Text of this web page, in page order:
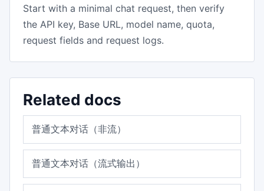
Start with a minimal chat request, then verify
the API key, Base URL, model name, quota,
request fields and request logs.
Related docs
普通文本对话（非流）
普通文本对话（流式输出）